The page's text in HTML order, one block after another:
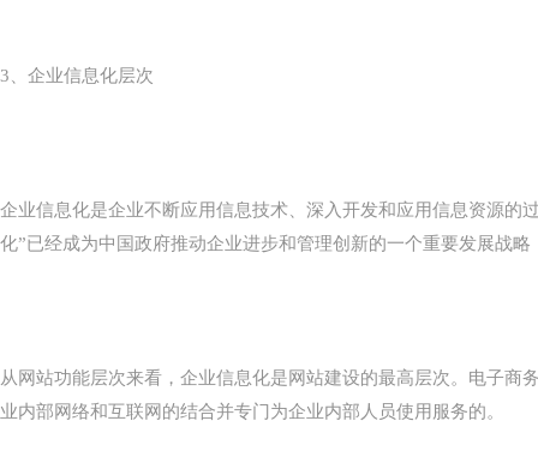
3、企业信息化层次
企业信息化是企业不断应用信息技术、深入开发和应用信息资源的
化”已经成为中国政府推动企业进步和管理创新的一个重要发展战
从网站功能层次来看，企业信息化是网站建设的最高层次。电子
业内部网络和互联网的结合并专门为企业内部人员使用服务的。